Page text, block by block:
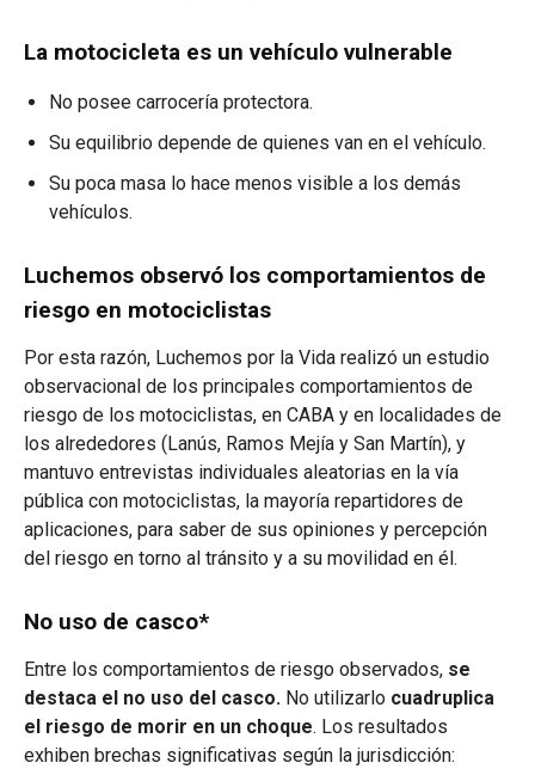
La motocicleta es un vehículo vulnerable
No posee carrocería protectora.
Su equilibrio depende de quienes van en el vehículo.
Su poca masa lo hace menos visible a los demás
vehículos.
Luchemos observó los comportamientos de
riesgo en motociclistas
Por esta razón, Luchemos por la Vida realizó un estudio
observacional de los principales comportamientos de
riesgo de los motociclistas, en CABA y en localidades de
los alrededores (Lanús, Ramos Mejía y San Martín), y
mantuvo entrevistas individuales aleatorias en la vía
pública con motociclistas, la mayoría repartidores de
aplicaciones, para saber de sus opiniones y percepción
del riesgo en torno al tránsito y a su movilidad en él.
No uso de casco*
Entre los comportamientos de riesgo observados, se
destaca el no uso del casco. No utilizarlo cuadruplica
el riesgo de morir en un choque. Los resultados
exhiben brechas significativas según la jurisdicción: